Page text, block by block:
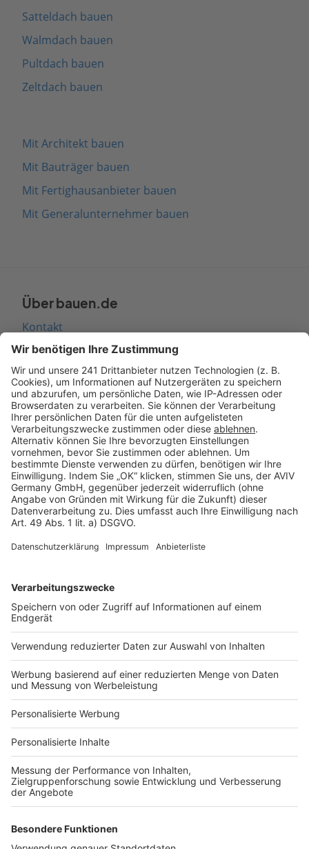
Satteldach bauen
Walmdach bauen
Pultdach bauen
Zeltdach bauen
Mit Architekt bauen
Mit Bauträger bauen
Mit Fertighausanbieter bauen
Mit Generalunternehmer bauen
Über bauen.de
Kontakt
Seitenaufbau
Barrierefreiheit
Cookie Einstellungen
Rechtliches
AGB-Übersicht
Datenschutz
Impressum
Services
Bauprojekt-Quiz
Häuser-Suche
Hausanbieter-Suche
Bauprojekt-Profil
Für Unternehmen
Ihre Baufirma auf bauen.de
Kostenloses Infogespräch